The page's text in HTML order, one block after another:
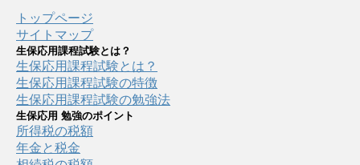
トップページ
サイトマップ
生保応用課程試験とは？
生保応用課程試験とは？
生保応用課程試験の特徴
生保応用課程試験の勉強法
生保応用 勉強のポイント
所得税の税額
年金と税金